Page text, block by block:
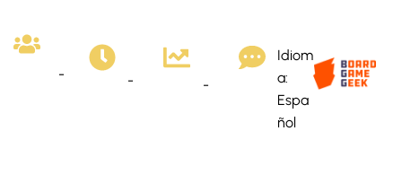
- - -
Idiom
a:
Espa
ñol